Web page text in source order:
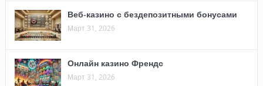
Веб-казино с бездепозитными бонусами
Март 31, 2026
Онлайн казино Френдс
Март 31, 2026